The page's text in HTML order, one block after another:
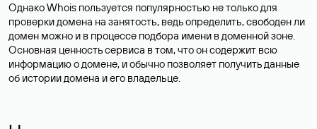
Однако Whois пользуется популярностью не только для
проверки домена на занятость, ведь определить, свободен ли
домен можно и в процессе подбора имени в доменной зоне.
Основная ценность сервиса в том, что он содержит всю
информацию о домене, и обычно позволяет получить данные
об истории домена и его владельце.